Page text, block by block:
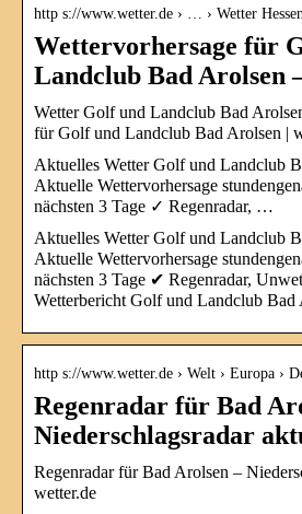
http s://www.wetter.de › … › Wetter
Wettervorhersage für
Landclub Bad Arolsen
Wetter Golf und Landclub Bad
für Golf und Landclub Bad Arolsen |
Aktuelles Wetter Golf und Landclub
Aktuelle Wettervorhersage
nächsten 3 Tage ✓ Regenradar, …
Aktuelles Wetter Golf und Landclub
Aktuelle Wettervorhersage
nächsten 3 Tage ✔ Regenradar,
Wetterbericht Golf und Landclub
http s://www.wetter.de › Welt › Europa ›
Regenradar für Bad
Niederschlagsradar
Regenradar für Bad Arolsen –
wetter.de